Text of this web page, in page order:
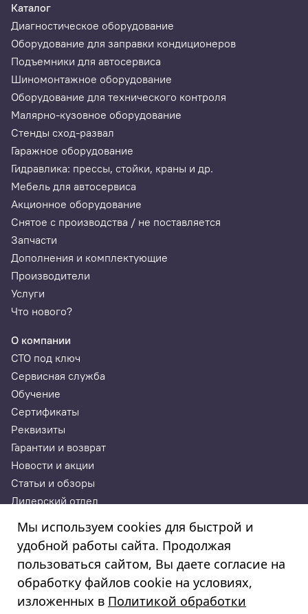
Каталог
Диагностическое оборудование
Оборудование для заправки кондиционеров
Подъемники для автосервиса
Шиномонтажное оборудование
Оборудование для технического контроля
Малярно-кузовное оборудование
Стенды сход-развал
Гаражное оборудование
Гидравлика: прессы, стойки, краны и др.
Мебель для автосервиса
Акционное оборудование
Снятое с производства / не поставляется
Запчасти
Дополнения и комплектующие
Производители
Услуги
Что нового?
О компании
СТО под ключ
Сервисная служба
Обучение
Сертификаты
Реквизиты
Гарантии и возврат
Новости и акции
Статьи и обзоры
Дилерский отдел
© 2003—2025
ИП Годунова Лариса Леонидовна
ИНН 532108772827, ОГРНИП 308532130300022, ОКПО
308532130300022
Мы используем cookies для быстрой и
удобной работы сайта. Продолжая
пользоваться сайтом, Вы даете согласие на
обработку файлов cookie на условиях,
изложенных в Политикой обработки